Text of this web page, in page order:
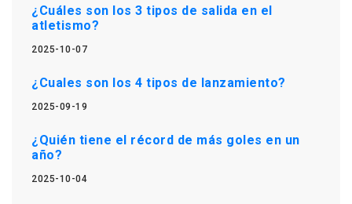
¿Cuáles son los 3 tipos de salida en el
atletismo?
2025-10-07
¿Cuales son los 4 tipos de lanzamiento?
2025-09-19
¿Quién tiene el récord de más goles en un
año?
2025-10-04